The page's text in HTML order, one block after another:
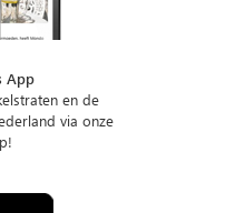
App
en de
via onze